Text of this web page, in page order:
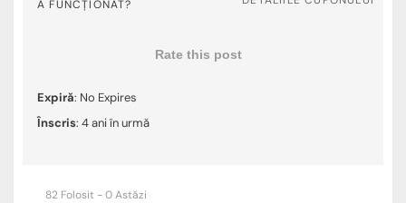
A FUNCȚIONAT?
Rate this post
Expiră: No Expires
Înscris: 4 ani în urmă
82 Folosit - 0 Astăzi